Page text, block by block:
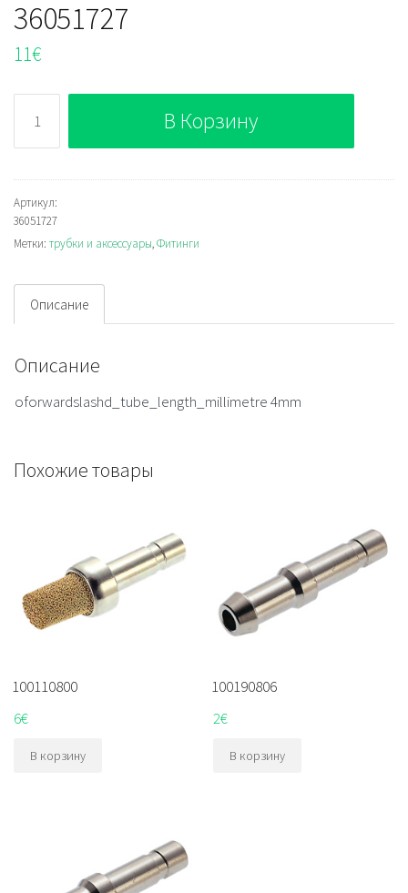
36051727
11€
36051727
В Корзину
Артикул:
36051727
Метки: трубки и аксессуары,Фитинги
Описание
Описание
oforwardslashd_tube_length_millimetre 4mm
Похожие товары
100110800
6€
В корзину
100190806
2€
В корзину